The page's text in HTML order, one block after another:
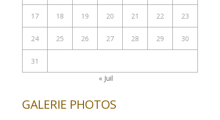
17 18 19 20 21 22 23
24 25 26 27 28 29 30
31
« Juil
GALERIE PHOTOS